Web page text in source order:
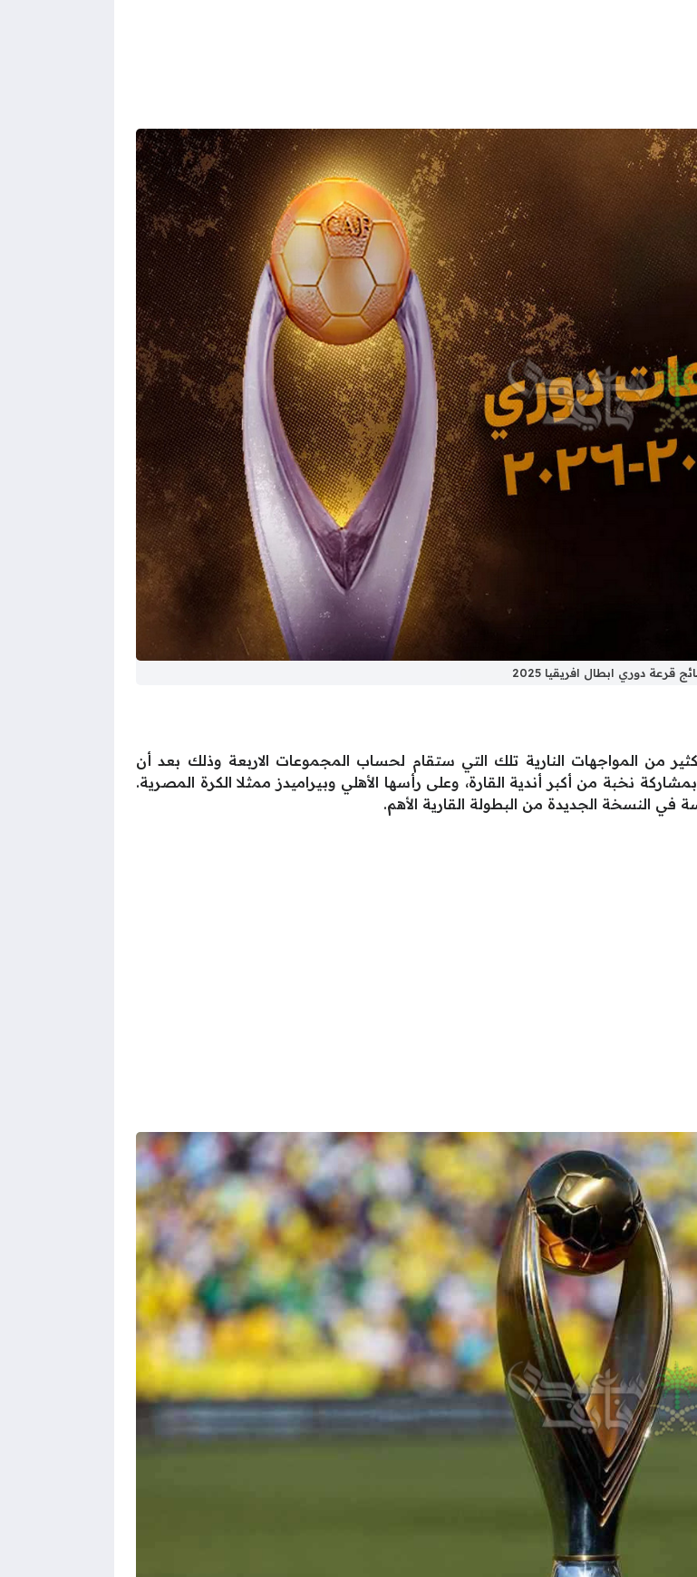
قرعة دوري ابطال افريقيا 2025
دوري ابطال افريقيا 2025 عن وقوع الكثير من المواجهات النارية تلك التي ستقام لحساب المجموعات الاربعة وذلك بعد أن
نخبة من أكبر أندية القارة، وعلى رأسها الأهلي وبيراميدز ممثلا الكرة المصرية.
في النسخة الجديدة من البطولة القارية الأهم.